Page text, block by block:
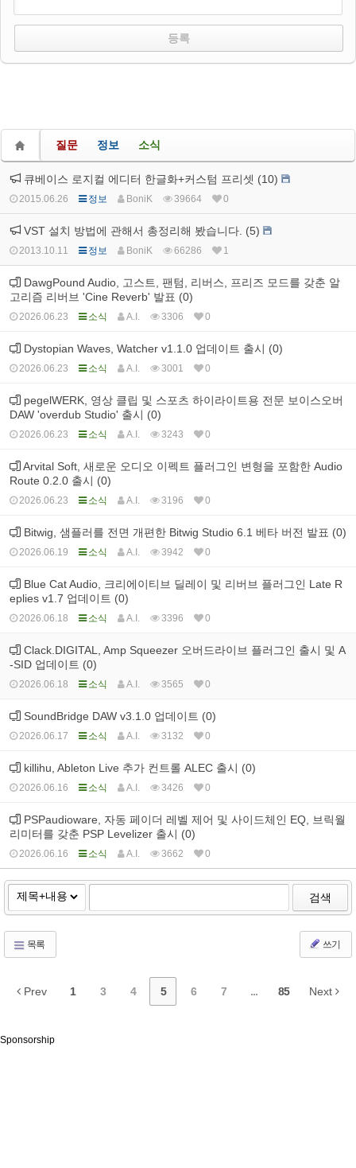
질문 정보 소식
큐베이스 로지컬 에디터 한글화+커스텀 프리셋 (10)
2015.06.26 정보 BoniK 39664 0
VST 설치 방법에 관해서 총정리해 봤습니다. (5)
2013.10.11 정보 BoniK 66286 1
DawgPound Audio, 고스트, 팬텀, 리버스, 프리즈 모드를 갖춘 알
고리즘 리버브 'Cine Reverb' 발표 (0)
2026.06.23 소식 A.I. 3306 0
Dystopian Waves, Watcher v1.1.0 업데이트 출시 (0)
2026.06.23 소식 A.I. 3001 0
pegelWERK, 영상 클립 및 스포츠 하이라이트용 전문 보이스오버
DAW 'overdub Studio' 출시 (0)
2026.06.23 소식 A.I. 3243 0
Arvital Soft, 새로운 오디오 이펙트 플러그인 변형을 포함한 Audio
Route 0.2.0 출시 (0)
2026.06.23 소식 A.I. 3196 0
Bitwig, 샘플러를 전면 개편한 Bitwig Studio 6.1 베타 버전 발표 (0)
2026.06.19 소식 A.I. 3942 0
Blue Cat Audio, 크리에이티브 딜레이 및 리버브 플러그인 Late R
eplies v1.7 업데이트 (0)
2026.06.18 소식 A.I. 3396 0
Clack.DIGITAL, Amp Squeezer 오버드라이브 플러그인 출시 및 A
-SID 업데이트 (0)
2026.06.18 소식 A.I. 3565 0
SoundBridge DAW v3.1.0 업데이트 (0)
2026.06.17 소식 A.I. 3132 0
killihu, Ableton Live 추가 컨트롤 ALEC 출시 (0)
2026.06.16 소식 A.I. 3426 0
PSPaudioware, 자동 페이더 레벨 제어 및 사이드체인 EQ, 브릭월
리미터를 갖춘 PSP Levelizer 출시 (0)
2026.06.16 소식 A.I. 3662 0
검색
목록 쓰기
Prev 1 3 4 5 6 7 ... 85 Next
Sponsorship